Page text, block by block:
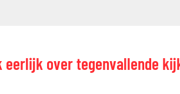
eerlijk over tegenvallende